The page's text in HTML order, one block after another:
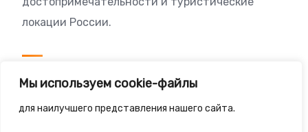
Мы используем cookie-файлы
для наилучшего представления нашего сайта.
локации России.